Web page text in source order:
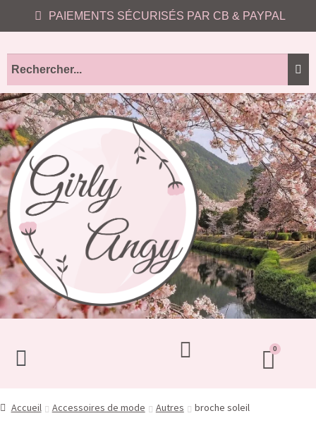
PAIEMENTS SÉCURISÉS PAR CB & PAYPAL
Accueil Accessoires de mode Autres broche soleil